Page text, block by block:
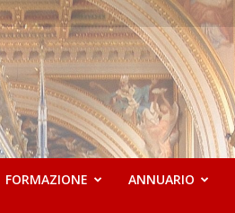
FORMAZIONE ANNUARIO